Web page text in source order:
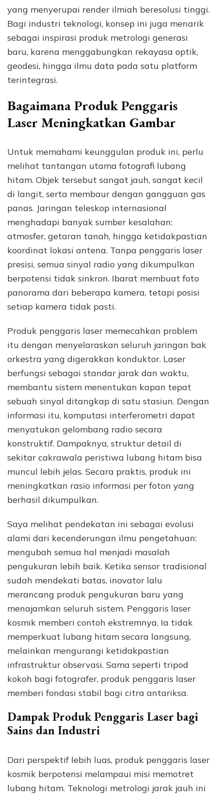
yang menyerupai render ilmiah beresolusi tinggi.
Bagi industri teknologi, konsep ini juga menarik
sebagai inspirasi produk metrologi generasi
baru, karena menggabungkan rekayasa optik,
geodesi, hingga ilmu data pada satu platform
terintegrasi.
Bagaimana Produk Penggaris
Laser Meningkatkan Gambar
Untuk memahami keunggulan produk ini, perlu
melihat tantangan utama fotografi lubang
hitam. Objek tersebut sangat jauh, sangat kecil
di langit, serta membaur dengan gangguan gas
panas. Jaringan teleskop internasional
menghadapi banyak sumber kesalahan:
atmosfer, getaran tanah, hingga ketidakpastian
koordinat lokasi antena. Tanpa penggaris laser
presisi, semua sinyal radio yang dikumpulkan
berpotensi tidak sinkron. Ibarat membuat foto
panorama dari beberapa kamera, tetapi posisi
setiap kamera tidak pasti.
Produk penggaris laser memecahkan problem
itu dengan menyelaraskan seluruh jaringan bak
orkestra yang digerakkan konduktor. Laser
berfungsi sebagai standar jarak dan waktu,
membantu sistem menentukan kapan tepat
sebuah sinyal ditangkap di satu stasiun. Dengan
informasi itu, komputasi interferometri dapat
menyatukan gelombang radio secara
konstruktif. Dampaknya, struktur detail di
sekitar cakrawala peristiwa lubang hitam bisa
muncul lebih jelas. Secara praktis, produk ini
meningkatkan rasio informasi per foton yang
berhasil dikumpulkan.
Saya melihat pendekatan ini sebagai evolusi
alami dari kecenderungan ilmu pengetahuan:
mengubah semua hal menjadi masalah
pengukuran lebih baik. Ketika sensor tradisional
sudah mendekati batas, inovator lalu
merancang produk pengukuran baru yang
menajamkan seluruh sistem. Penggaris laser
kosmik memberi contoh ekstremnya. Ia tidak
memperkuat lubang hitam secara langsung,
melainkan mengurangi ketidakpastian
infrastruktur observasi. Sama seperti tripod
kokoh bagi fotografer, produk penggaris laser
memberi fondasi stabil bagi citra antariksa.
Dampak Produk Penggaris Laser bagi
Sains dan Industri
Dari perspektif lebih luas, produk penggaris laser
kosmik berpotensi melampaui misi memotret
lubang hitam. Teknologi metrologi jarak jauh ini